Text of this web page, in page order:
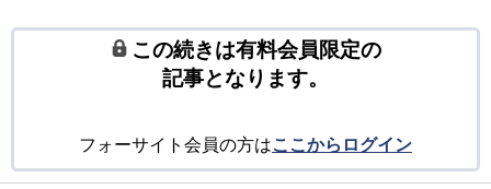
この続きは有料会員限定の
記事となります。
フォーサイト会員の方はここからログイン